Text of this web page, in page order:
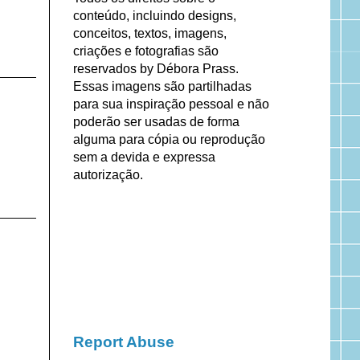
conteúdo, incluindo designs,
conceitos, textos, imagens,
criações e fotografias são
reservados by Débora Prass.
Essas imagens são partilhadas
para sua inspiração pessoal e não
poderão ser usadas de forma
alguma para cópia ou reprodução
sem a devida e expressa
autorização.
Report Abuse